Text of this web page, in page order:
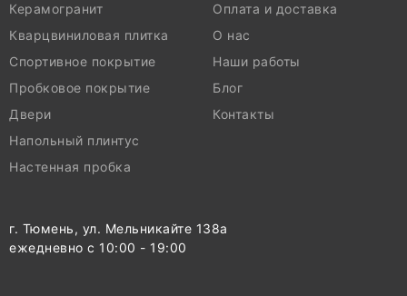
Керамогранит
Кварцвиниловая плитка
Спортивное покрытие
Пробковое покрытие
Двери
Напольный плинтус
Настенная пробка
Оплата и доставка
О нас
Наши работы
Блог
Контакты
г. Тюмень, ул. Мельникайте 138а
ежедневно с 10:00 - 19:00